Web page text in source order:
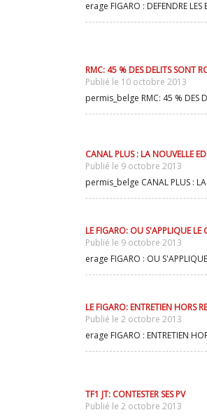
erage FIGARO : DEFENDRE LES
RMC: 45 % DES DELITS SONT
Publié le 10 octobre 2013
permis_belge RMC: 45 % DES
CANAL PLUS : LA NOUVELLE
Publié le 9 octobre 2013
permis_belge CANAL PLUS :
LE FIGARO: OU S'APPLIQUE LE
Publié le 9 octobre 2013
erage FIGARO : OU
LE FIGARO: ENTRETIEN HORS
Publié le 2 octobre 2013
erage FIGARO : ENTRETIEN
TF1 JT: CONTESTER SES PV
Publié le 2 octobre 2013